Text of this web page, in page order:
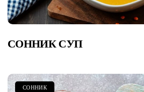
СОННИК СУП
СОННИК